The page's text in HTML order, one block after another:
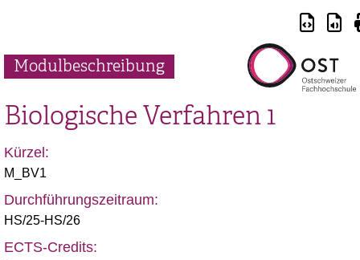
Modulbeschreibung
Biologische Verfahren 1
Kürzel:
M_BV1
Durchführungszeitraum:
HS/25-HS/26
ECTS-Credits: